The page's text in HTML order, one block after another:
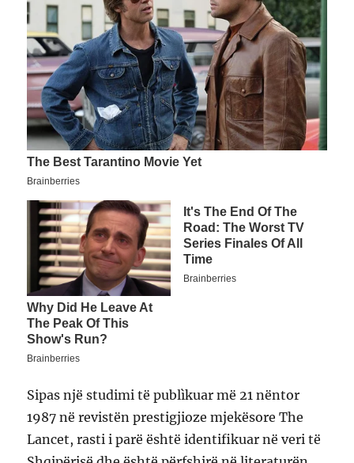
Sipas një studimi të publìkuar më 21 nëntor
1987 në revistën prestigjioze mjekësore The
Lancet, rasti i parë është identifikuar në veri të